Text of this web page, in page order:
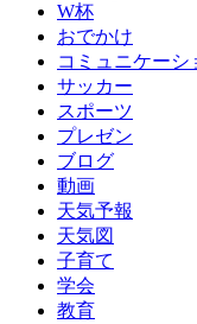
W杯
おでかけ
コミュニケーシ
サッカー
スポーツ
プレゼン
ブログ
動画
天気予報
天気図
子育て
学会
教育